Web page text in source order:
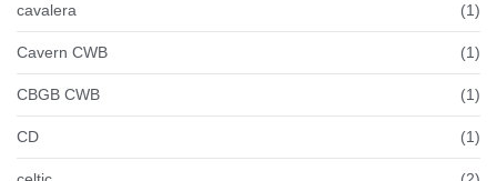
cavalera (1)
Cavern CWB (1)
CBGB CWB (1)
CD (1)